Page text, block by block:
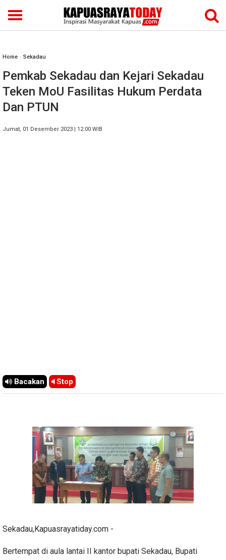
Home » Sekadau
Pemkab Sekadau dan Kejari Sekadau
Teken MoU Fasilitas Hukum Perdata
Dan PTUN
Jumat, 01 Desember 2023 | 12.00 WIB
Bacakan Stop
Sekadau,Kapuasrayatiday.com -
Bertempat di aula lantai II kantor bupati Sekadau, Bupati